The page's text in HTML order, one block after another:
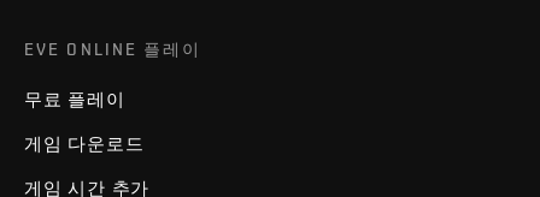
EVE ONLINE 플레이
무료 플레이
게임 다운로드
게임 시간 추가